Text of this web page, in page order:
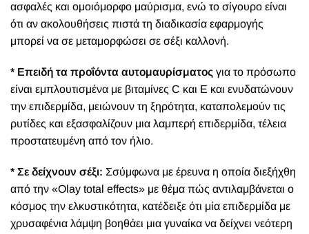
ασφαλές και ομοιόμορφο μαύρισμα, ενώ το σίγουρο είναι
ότι αν ακολουθήσεις πιστά τη διαδικασία εφαρμογής
μπορεί να σε μεταμορφώσει σε σέξι καλλονή.
* Επειδή τα προΐόντα αυτομαυρίσματος για το πρόσωπο
είναι εμπλουτισμένα με βιταμίνες C και Ε και ενυδατώνουν
την επιδερμίδα, μειώνουν τη ξηρότητα, καταπολεμούν τις
ρυτίδες και εξασφαλίζουν μια λαμπερή επιδερμίδα, τέλεια
προστατευμένη από τον ήλιο.
* Σε δείχνουν σέξι: Σσύμφωνα με έρευνα η οποία διεξήχθη
από την «Olay total effects» με θέμα πώς αντιλαμβάνεται ο
κόσμος την ελκυστικότητα, κατέδειξε ότι μία επιδερμίδα με
χρυσαφένια λάμψη βοηθάει μια γυναίκα να δείχνει νεότερη